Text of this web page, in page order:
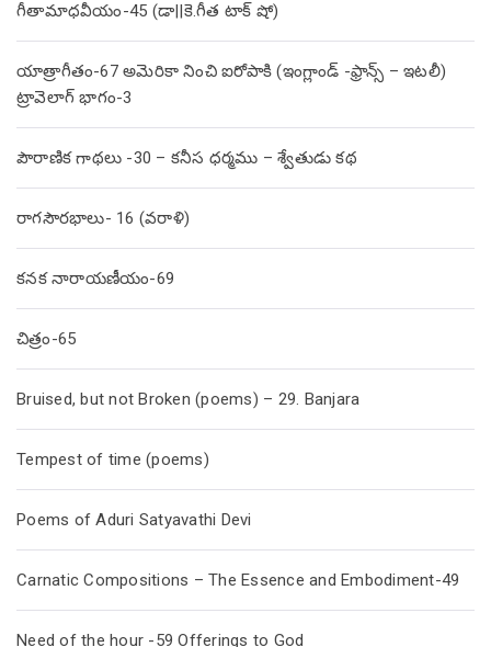
గీతామాధవీయం-45 (డా||కె.గీత టాక్ షో)
యాత్రాగీతం-67 అమెరికా నించి ఐరోపాకి (ఇంగ్లాండ్ -ఫ్రాన్స్ – ఇటలీ)
ట్రావెలాగ్ భాగం-3
పౌరాణిక గాథలు -30 – కనీస ధర్మము – శ్వేతుడు కథ
రాగసౌరభాలు- 16 (వరాళి)
కనక నారాయణీయం-69
చిత్రం-65
Bruised, but not Broken (poems) – 29. Banjara
Tempest of time (poems)
Poems of Aduri Satyavathi Devi
Carnatic Compositions – The Essence and Embodiment-49
Need of the hour -59 Offerings to God